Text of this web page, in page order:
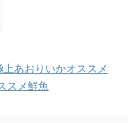
あおりいかオススメ
スメ鮮魚